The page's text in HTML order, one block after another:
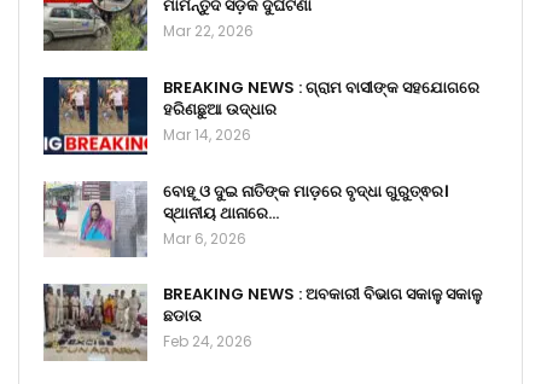
ମାର୍ମନ୍ତୁଦ ସଡ଼କ ଦୁର୍ଘଟଣା
Mar 22, 2026
BREAKING NEWS : ଗ୍ରାମ ବାସୀଙ୍କ ସହଯୋଗରେ
ହରିଣଛୁଆ ଉଦ୍ଧାର
Mar 14, 2026
ବୋହୂ ଓ ଦୁଇ ନାତିଙ୍କ ମାଡ଼ରେ ବୃଦ୍ଧା ଗୁରୁତ୍ଵର।
ସ୍ଥାନୀୟ ଥାନାରେ…
Mar 6, 2026
BREAKING NEWS : ଅବକାରୀ ବିଭାଗ ସକାଳୁ ସକାଳୁ
ଛଡାଉ
Feb 24, 2026